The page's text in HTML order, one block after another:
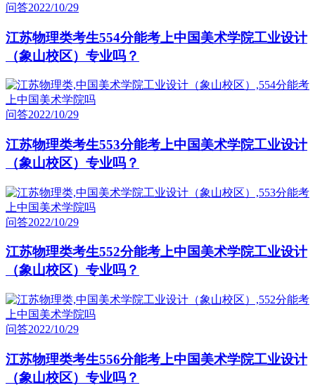
问答2022/10/29
江苏物理类考生554分能考上中国美术学院工业设计
（象山校区）专业吗？
问答2022/10/29
江苏物理类考生553分能考上中国美术学院工业设计
（象山校区）专业吗？
问答2022/10/29
江苏物理类考生552分能考上中国美术学院工业设计
（象山校区）专业吗？
问答2022/10/29
江苏物理类考生556分能考上中国美术学院工业设计
（象山校区）专业吗？